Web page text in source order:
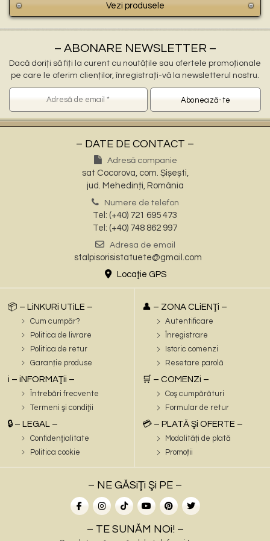
Vezi produsele
– ABONARE NEWSLETTER –
Dacă doriți să fiți la curent cu noutățile sau ofertele promoționale
pe care le oferim clienților, înregistrați-vă la newsletterul nostru.
– DATE DE CONTACT –
Adresă companie
sat Cocorova, com. Șișești,
jud. Mehedinți, România
Numere de telefon
Tel: (+40) 721 695 473
Tel: (+40) 748 862 997
Adresa de email
stalpisorisistatuete@gmail.com
Locaţie GPS
📦 – LiNKURi UTiLE –
Cum cumpăr?
Politica de livrare
Politica de retur
Garanție produse
ℹ️ – iNFORMAŢii –
Întrebări frecvente
Termeni şi condiţii
🔒 – LEGAL –
Confidenţialitate
Politica cookie
👤 – ZONA CLiENŢi –
Autentificare
Înregistrare
Istoric comenzi
Resetare parolă
🛒 – COMENZi –
Coş cumpărături
Formular de retur
💳 – PLATĂ Şi OFERTE –
Modalități de plată
Promoții
– NE GĂSiŢi Şi PE –
– TE SUNĂM NOi! –